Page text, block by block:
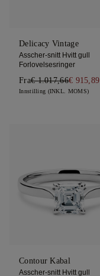
Delicacy Vintage
Asscher-snitt Hvitt gull
Forlovelsesringer
Fra€ 1.017,66€ 915,89
Innstilling (INKL. MOMS)
Contour Kabal
Asscher-snitt Hvitt gull